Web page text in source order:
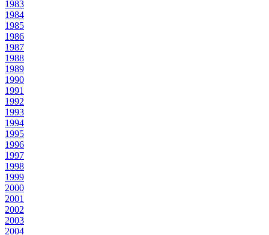
1983
1984
1985
1986
1987
1988
1989
1990
1991
1992
1993
1994
1995
1996
1997
1998
1999
2000
2001
2002
2003
2004